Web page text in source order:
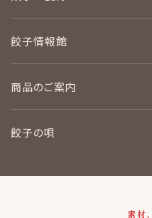
餃子情報館
商品のご案内
餃子の唄